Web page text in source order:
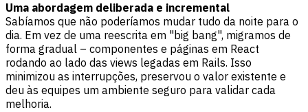
Uma abordagem deliberada e incremental
Sabíamos que não poderíamos mudar tudo da noite para o
dia. Em vez de uma reescrita em "big bang", migramos de
forma gradual – componentes e páginas em React
rodando ao lado das views legadas em Rails. Isso
minimizou as interrupções, preservou o valor existente e
deu às equipes um ambiente seguro para validar cada
melhoria.